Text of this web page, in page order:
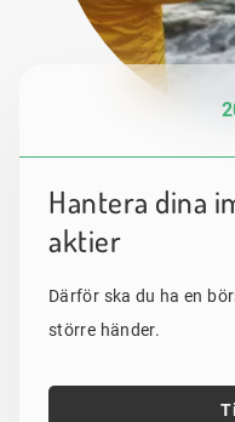
Hantera dina
aktier
Därför ska du ha en
större händer.